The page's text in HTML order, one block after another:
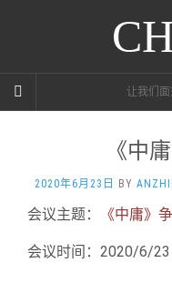
让我们
《中
2020年6月23日 BY
会议主题： 《中庸》
会议时间：2020/6/23